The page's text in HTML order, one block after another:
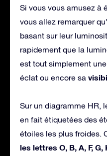
Si vous vous amusez à
vous allez remarquer
basant sur leur
rapidement que la
est tout simplement
éclat ou encore sa
Sur un diagramme HR,
en fait étiquetées des
étoiles les plus froides.
les lettres O, B, A, F, G,